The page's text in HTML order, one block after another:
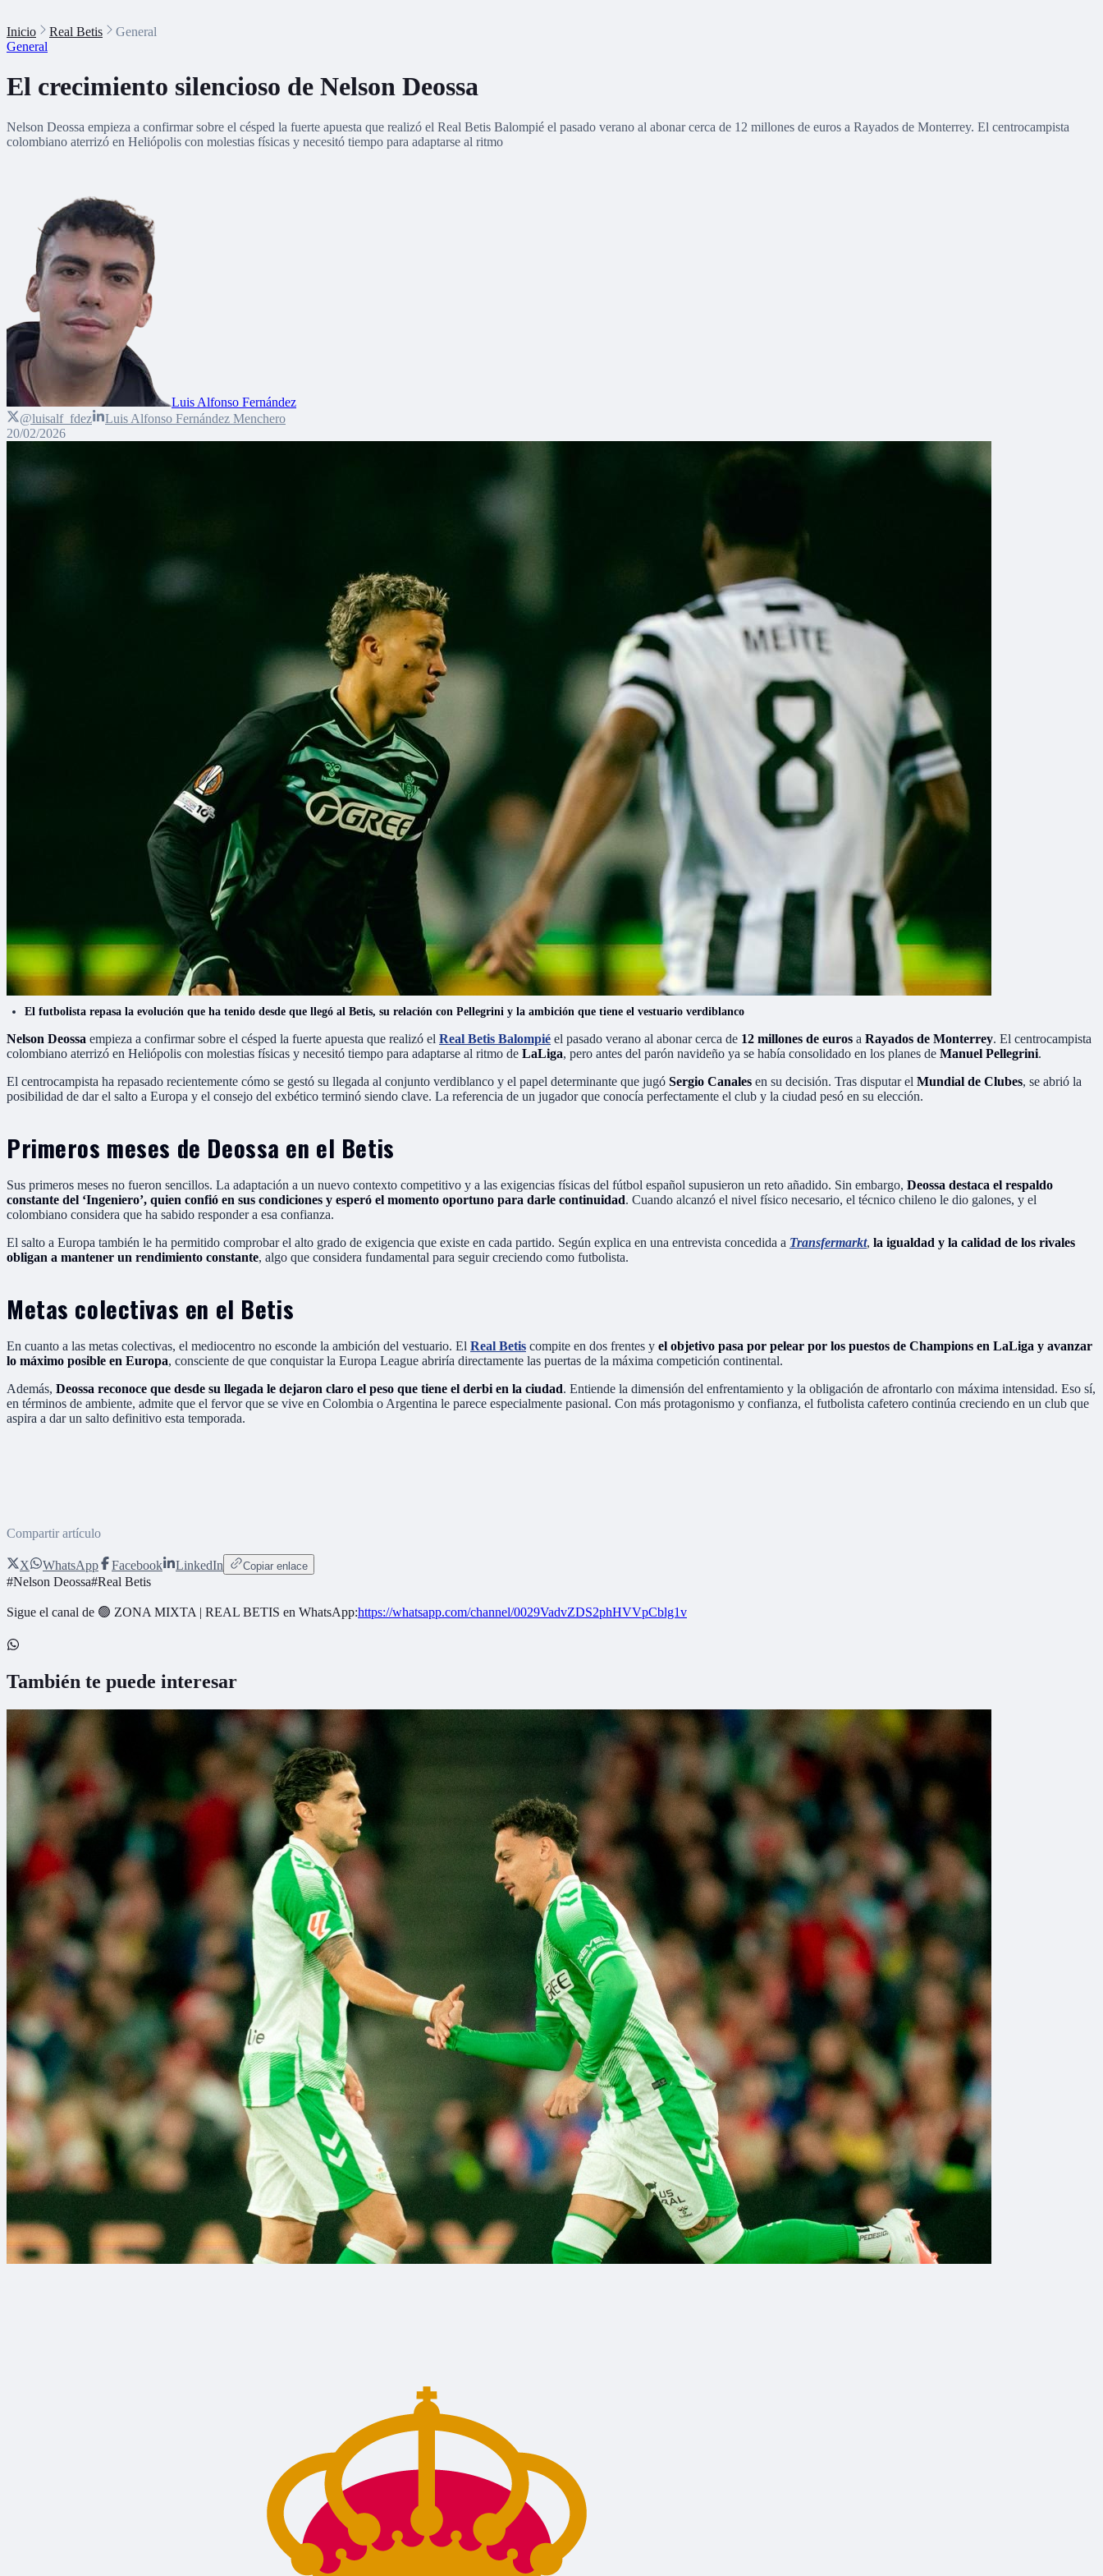
Inicio Real Betis
General
General
El crecimiento silencioso de Nelson Deossa
Nelson Deossa empieza a confirmar sobre el césped la fuerte apuesta que realizó el Real Betis Balompié el pasado verano al abonar cerca de 12 millones de euros a Rayados de Monterrey. El centrocampista
colombiano aterrizó en Heliópolis con molestias físicas y necesitó tiempo para adaptarse al ritmo
Luis Alfonso Fernández
@luisalf_fdez
Luis Alfonso Fernández Menchero
20/02/2026
El futbolista repasa la evolución que ha tenido desde que llegó al Betis, su relación con Pellegrini y la ambición que tiene el vestuario verdiblanco
Nelson Deossa empieza a confirmar sobre el césped la fuerte apuesta que realizó el Real Betis Balompié el pasado verano al abonar cerca de 12 millones de euros a Rayados de Monterrey. El centrocampista
colombiano aterrizó en Heliópolis con molestias físicas y necesitó tiempo para adaptarse al ritmo de LaLiga, pero antes del parón navideño ya se había consolidado en los planes de Manuel Pellegrini.
El centrocampista ha repasado recientemente cómo se gestó su llegada al conjunto verdiblanco y el papel determinante que jugó Sergio Canales en su decisión. Tras disputar el Mundial de Clubes, se abrió la
posibilidad de dar el salto a Europa y el consejo del exbético terminó siendo clave. La referencia de un jugador que conocía perfectamente el club y la ciudad pesó en su elección.
Primeros meses de Deossa en el Betis
Sus primeros meses no fueron sencillos. La adaptación a un nuevo contexto competitivo y a las exigencias físicas del fútbol español supusieron un reto añadido. Sin embargo, Deossa destaca el respaldo
constante del ‘Ingeniero’, quien confió en sus condiciones y esperó el momento oportuno para darle continuidad. Cuando alcanzó el nivel físico necesario, el técnico chileno le dio galones, y el
colombiano considera que ha sabido responder a esa confianza.
El salto a Europa también le ha permitido comprobar el alto grado de exigencia que existe en cada partido. Según explica en una entrevista concedida a Transfermarkt, la igualdad y la calidad de los rivales
obligan a mantener un rendimiento constante, algo que considera fundamental para seguir creciendo como futbolista.
Metas colectivas en el Betis
En cuanto a las metas colectivas, el mediocentro no esconde la ambición del vestuario. El Real Betis compite en dos frentes y el objetivo pasa por pelear por los puestos de Champions en LaLiga y avanzar
lo máximo posible en Europa, consciente de que conquistar la Europa League abriría directamente las puertas de la máxima competición continental.
Además, Deossa reconoce que desde su llegada le dejaron claro el peso que tiene el derbi en la ciudad. Entiende la dimensión del enfrentamiento y la obligación de afrontarlo con máxima intensidad. Eso sí,
en términos de ambiente, admite que el fervor que se vive en Colombia o Argentina le parece especialmente pasional. Con más protagonismo y confianza, el futbolista cafetero continúa creciendo en un club que
aspira a dar un salto definitivo esta temporada.
Compartir artículo
X WhatsApp Facebook LinkedIn Copiar enlace
#Nelson Deossa#Real Betis
Sigue el canal de 🟢 ZONA MIXTA | REAL BETIS en WhatsApp:https://whatsapp.com/channel/0029VadvZDS2phHVVpCblg1v
También te puede interesar